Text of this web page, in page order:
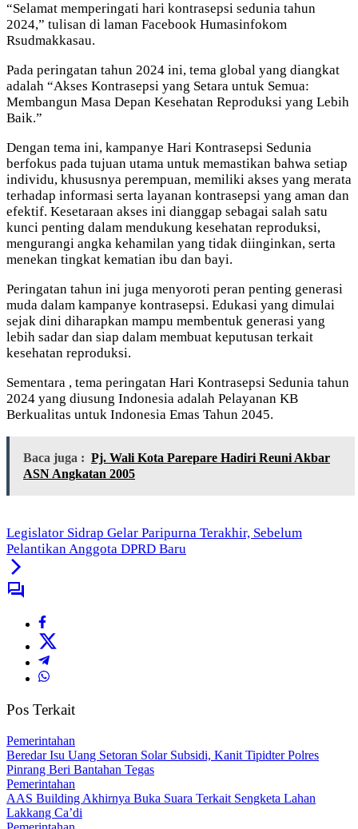
“Selamat memperingati hari kontrasepsi sedunia tahun
2024,” tulisan di laman Facebook Humasinfokom
Rsudmakkasau.
Pada peringatan tahun 2024 ini, tema global yang diangkat
adalah “Akses Kontrasepsi yang Setara untuk Semua:
Membangun Masa Depan Kesehatan Reproduksi yang Lebih
Baik.”
Dengan tema ini, kampanye Hari Kontrasepsi Sedunia
berfokus pada tujuan utama untuk memastikan bahwa setiap
individu, khususnya perempuan, memiliki akses yang merata
terhadap informasi serta layanan kontrasepsi yang aman dan
efektif. Kesetaraan akses ini dianggap sebagai salah satu
kunci penting dalam mendukung kesehatan reproduksi,
mengurangi angka kehamilan yang tidak diinginkan, serta
menekan tingkat kematian ibu dan bayi.
Peringatan tahun ini juga menyoroti peran penting generasi
muda dalam kampanye kontrasepsi. Edukasi yang dimulai
sejak dini diharapkan mampu membentuk generasi yang
lebih sadar dan siap dalam membuat keputusan terkait
kesehatan reproduksi.
Sementara , tema peringatan Hari Kontrasepsi Sedunia tahun
2024 yang diusung Indonesia adalah Pelayanan KB
Berkualitas untuk Indonesia Emas Tahun 2045.
Baca juga : Pj. Wali Kota Parepare Hadiri Reuni Akbar
ASN Angkatan 2005
Legislator Sidrap Gelar Paripurna Terakhir, Sebelum
Pelantikan Anggota DPRD Baru
Pos Terkait
Pemerintahan
Beredar Isu Uang Setoran Solar Subsidi, Kanit Tipidter Polres
Pinrang Beri Bantahan Tegas
Pemerintahan
AAS Building Akhirnya Buka Suara Terkait Sengketa Lahan
Lakkang Ca’di